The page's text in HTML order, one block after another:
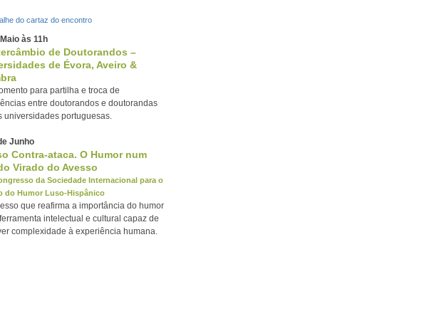
às 11h
de Doutorandos –
de Évora, Aveiro &
para partilha e troca de
entre doutorandos e doutorandas
universidades portuguesas.
Junho
Contra-ataca. O Humor num
Virado do Avesso
da Sociedade Internacional para o
do Humor Luso-Hispânico
que reafirma a importância do humor
intelectual e cultural capaz de
complexidade à experiência humana.